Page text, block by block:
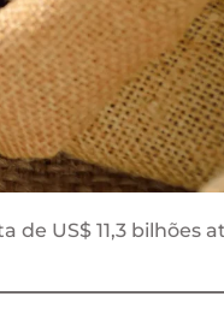
US$ 11,3 bilhões